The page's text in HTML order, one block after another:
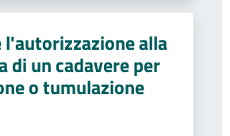
l'autorizzazione alla
di un cadavere per
o tumulazione